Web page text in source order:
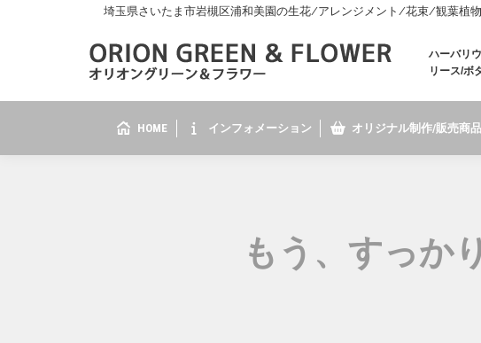
埼玉県さいたま市岩槻区浦和美園の生花/アレンジメント/花束/観葉植
ハーバリ
リース/ボ
HOME インフォメーション オリジナル制作/販売商品
もう、すっか